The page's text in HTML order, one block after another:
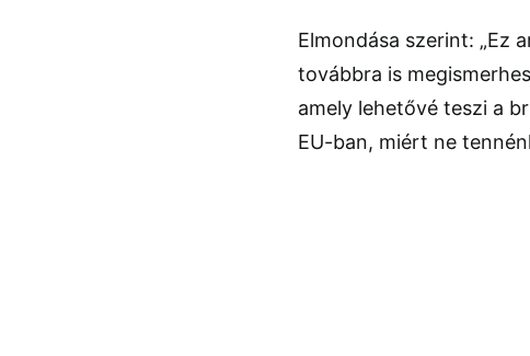
Elmondása szerint: „Ez
továbbra is
amely lehetővé teszi a
EU-ban, miért ne